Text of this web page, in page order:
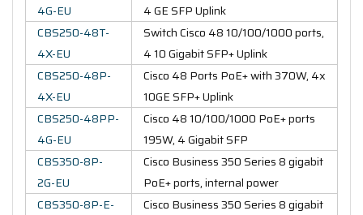
4G-EU
4 GE SFP Uplink
CBS250-48T-
4X-EU
Switch Cisco 48 10/100/1000 ports,
4 10 Gigabit SFP+ Uplink
CBS250-48P-
4X-EU
Cisco 48 Ports PoE+ with 370W, 4x
10GE SFP+ Uplink
CBS250-48PP-
4G-EU
Cisco 48 10/100/1000 PoE+ ports
195W, 4 Gigabit SFP
CBS350-8P-
2G-EU
Cisco Business 350 Series 8 gigabit
PoE+ ports, internal power
CBS350-8P-E-
Cisco Business 350 Series 8 gigabit